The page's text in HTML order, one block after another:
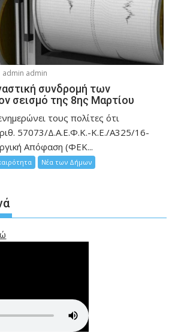
admin admin
συνδρομή των
σεισμό της 8ης Μαρτίου
τους πολίτες ότι
57073/Δ.Α.Ε.Φ.Κ.-Κ.Ε./Α325/16-
Απόφαση (ΦΕΚ...
Νέα των Δήμων